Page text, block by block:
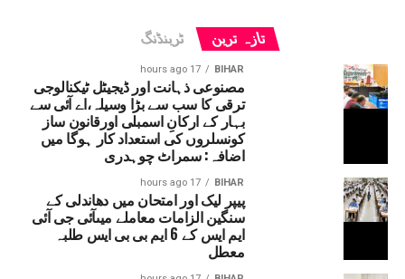
تازہ ترین ٹرینڈنگ
BIHAR
17 hours ago
مصنوعی ذہانت اور ڈیجیٹل ٹیکنالوجی
ترقی کا سب سے بڑا وسیلہ،اے آئی سے
بہار کے ارکانِ اسمبلی اورقانون ساز
کونسلروں کی استعداد کار ہوگا میں
اضافہ: سمراٹ چوہدری
BIHAR
17 hours ago
پیپر لیک اور امتحان میں دھاندلی کے
سنگین الزامات معاملے میںآئی جی آئی
ایم ایس کے 6 ایم بی بی ایس طلبہ
معطل